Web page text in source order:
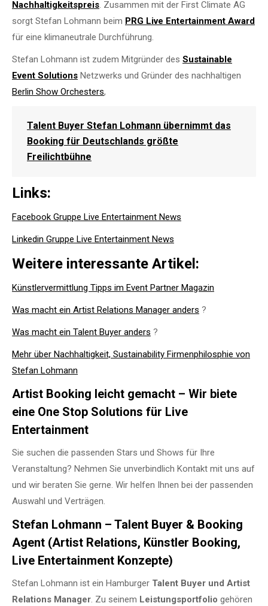
Nachhaltigkeitspreis. Zusammen mit der First Climate AG
sorgt Stefan Lohmann beim PRG Live Entertainment Award
für eine klimaneutrale Durchführung.
Stefan Lohmann ist zudem Mitgründer des Sustainable
Event Solutions Netzwerks und Gründer des nachhaltigen
Berlin Show Orchesters,
Talent Buyer Stefan Lohmann übernimmt das
Booking für Deutschlands größte
Freilichtbühne
Links:
Facebook Gruppe Live Entertainment News
Linkedin Gruppe Live Entertainment News
Weitere interessante Artikel:
Künstlervermittlung Tipps im Event Partner Magazin
Was macht ein Artist Relations Manager anders ?
Was macht ein Talent Buyer anders ?
Mehr über Nachhaltigkeit, Sustainability Firmenphilosphie von
Stefan Lohmann
Artist Booking leicht gemacht – Wir biete
eine One Stop Solutions für Live
Entertainment
Sie suchen die passenden Stars und Shows für Ihre
Veranstaltung? Nehmen Sie unverbindlich Kontakt mit uns auf
und wir beraten Sie gerne. Wir helfen Ihnen bei der passenden
Auswahl und Verträgen.
Stefan Lohmann – Talent Buyer & Booking
Agent (Artist Relations, Künstler Booking,
Live Entertainment Konzepte)
Stefan Lohmann ist ein Hamburger Talent Buyer und Artist
Relations Manager. Zu seinem Leistungsportfolio gehören